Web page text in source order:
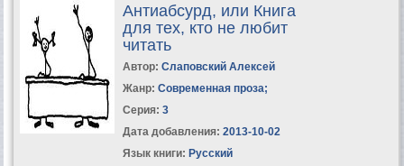
Антиабсурд, или Книга
для тех, кто не любит
читать
Автор: Слаповский Алексей
Жанр: Современная проза;
Серия: 3
Дата добавления: 2013-10-02
Язык книги: Русский